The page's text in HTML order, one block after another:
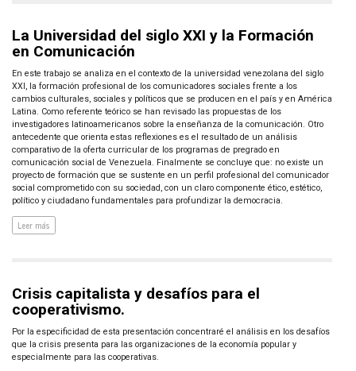
La Universidad del siglo XXI y la Formación
en Comunicación
En este trabajo se analiza en el contexto de la universidad venezolana del siglo
XXI, la formación profesional de los comunicadores sociales frente a los
cambios culturales, sociales y políticos que se producen en el país y en América
Latina. Como referente teórico se han revisado las propuestas de los
investigadores latinoamericanos sobre la enseñanza de la comunicación. Otro
antecedente que orienta estas reflexiones es el resultado de un análisis
comparativo de la oferta curricular de los programas de pregrado en
comunicación social de Venezuela. Finalmente se concluye que: no existe un
proyecto de formación que se sustente en un perfil profesional del comunicador
social comprometido con su sociedad, con un claro componente ético, estético,
político y ciudadano fundamentales para profundizar la democracia.
Leer más
Crisis capitalista y desafíos para el
cooperativismo.
Por la especificidad de esta presentación concentraré el análisis en los desafíos
que la crisis presenta para las organizaciones de la economía popular y
especialmente para las cooperativas.